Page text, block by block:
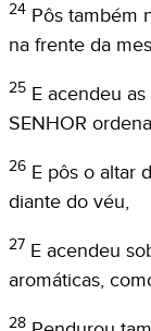
24 Pôs também
na frente da
25 E acendeu
SENHOR
26 E pôs o altar
diante do véu,
27 E acendeu
aromáticas,
28